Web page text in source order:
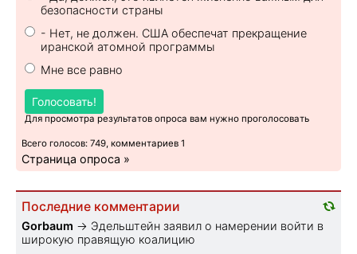
безопасности страны
- Нет, не должен. США обеспечат прекращение
иранской атомной программы
Мне все равно
Голосовать!
Для просмотра результатов опроса вам нужно проголосовать
Всего голосов: 749, комментариев 1
Страница опроса »
Последние комментарии
Gorbaum → Эдельштейн заявил о намерении войти в
широкую правящую коалицию